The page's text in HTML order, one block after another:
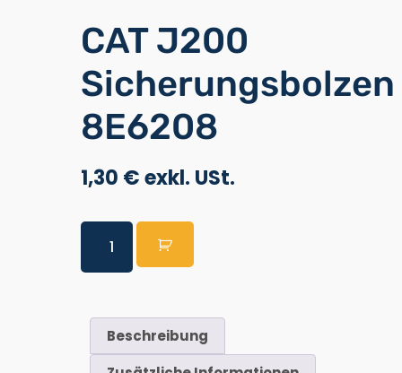
CAT J200
Sicherungsbolzen
8E6208
1,30 €
Beschreibung